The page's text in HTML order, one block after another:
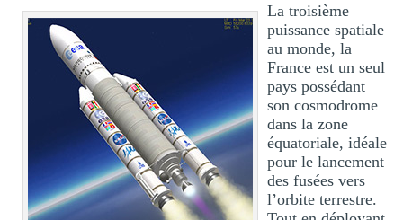
La troisième
puissance spatiale
au monde, la
France est un seul
pays possédant
son cosmodrome
dans la zone
équatoriale, idéale
pour le lancement
des fusées vers
l’orbite terrestre.